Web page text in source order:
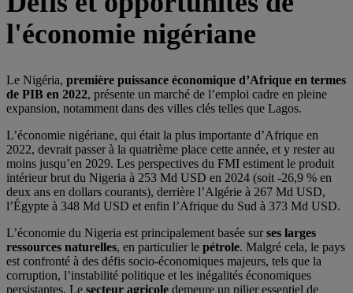
l'économie nigériane
Le Nigéria, première puissance économique d’Afrique en termes
de PIB en 2022, présente un marché de l’emploi cadre en pleine
expansion, notamment dans des villes clés telles que Lagos.
L’économie nigériane, qui était la plus importante d’Afrique en
2022, devrait passer à la quatrième place cette année, et y rester au
moins jusqu’en 2029. Les perspectives du FMI estiment le produit
intérieur brut du Nigeria à 253 Md USD en 2024 (soit -26,9 % en
deux ans en dollars courants), derrière l’Algérie à 267 Md USD,
l’Égypte à 348 Md USD et enfin l’Afrique du Sud à 373 Md USD.
L’économie du Nigeria est principalement basée surses larges
ressources naturelles, en particulier le pétrole. Malgré cela, le pays
est confronté à des défis socio-économiques majeurs, tels que la
corruption, l’instabilité politique et les inégalités économiques
persistantes. Le secteur agricole demeure un pilier essentiel de